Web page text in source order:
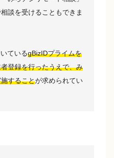
談を受けることもできま
ているgBizIDプライムを
登録を行ったうえで、み
することが求められてい